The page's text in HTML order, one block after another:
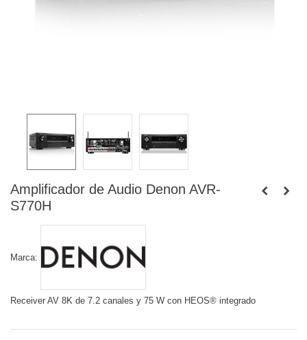
Amplificador de Audio Denon AVR-
S770H
Marca:
Receiver AV 8K de 7.2 canales y 75 W con HEOS® integrado